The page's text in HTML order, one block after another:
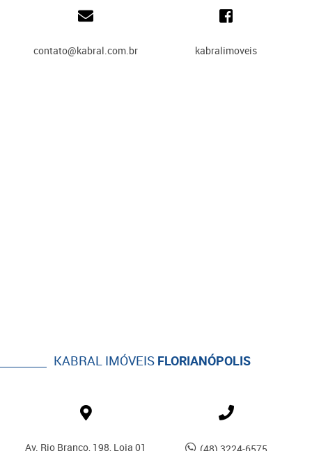
contato@kabral.com.br kabralimoveis
KABRAL IMÓVEIS FLORIANÓPOLIS
Av. Rio Branco, 198, Loja 01